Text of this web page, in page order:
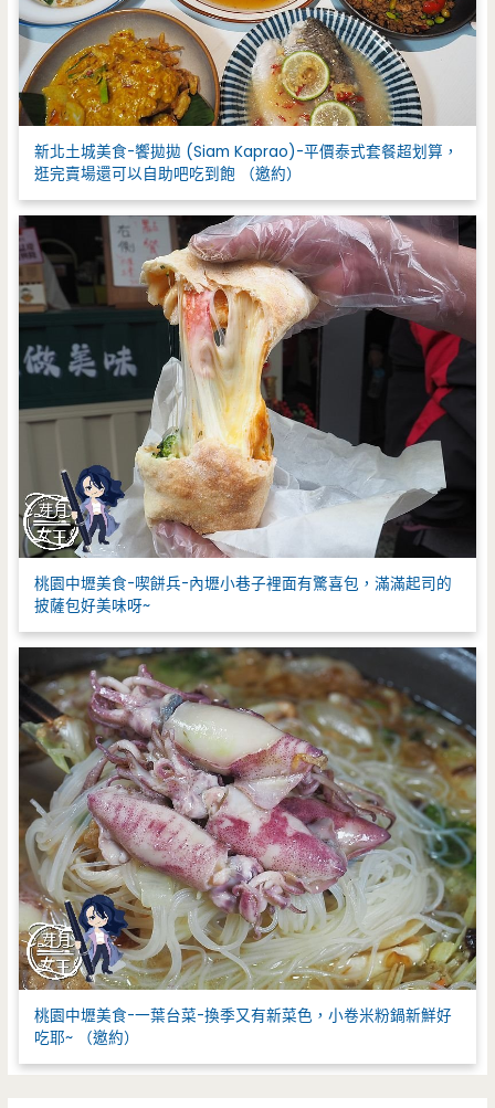
新北土城美食-饗拋拋 (Siam Kaprao)-平價泰式套餐超划算，
逛完賣場還可以自助吧吃到飽 （邀約）
桃園中壢美食-喫餅兵-內壢小巷子裡面有驚喜包，滿滿起司的
披薩包好美味呀~
桃園中壢美食-一葉台菜-換季又有新菜色，小卷米粉鍋新鮮好
吃耶~ （邀約）